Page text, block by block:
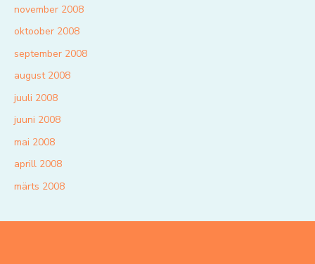
november 2008
oktoober 2008
september 2008
august 2008
juuli 2008
juuni 2008
mai 2008
aprill 2008
märts 2008